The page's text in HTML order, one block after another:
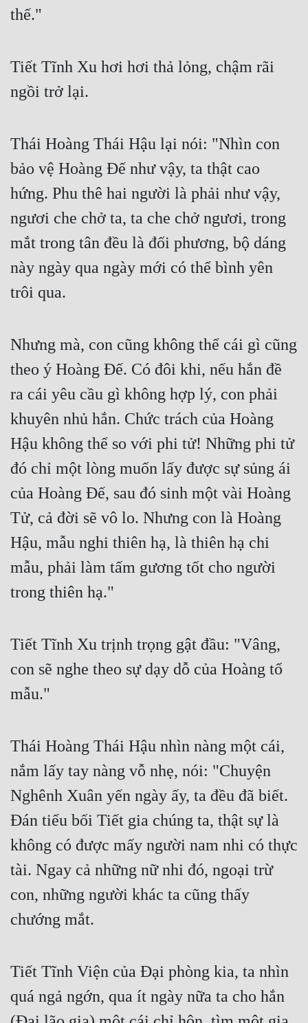
Phong Thủy - Tâm Linh
Phản Phái
Quan Trường
Sảng Văn
Sắc
Sủng
Thanh Xuân
Tiểu Thuyết
Triều Đấu
Trùng Sinh
Trọng Sinh
Tu Chân
Tu Tiên
Tội Phạm
Võng Du
Xuyên Không
Xuyên Sách
Xuyên Thư
Điền Văn
Đông Phương
Đông Phương Huyền Huyễn
Đồng Nhân
Cẩu Đạo Trường Sinh
Truyện Nam
Vô Địch Lưu
Xây Dựng Thế Lực
thế."
Tiết Tĩnh Xu hơi hơi thả lỏng, chậm rãi
ngồi trở lại.
Thái Hoàng Thái Hậu lại nói: "Nhìn con
bảo vệ Hoàng Đế như vậy, ta thật cao
hứng. Phu thê hai người là phải như vậy,
ngươi che chở ta, ta che chở ngươi, trong
mắt trong tân đều là đối phương, bộ dáng
này ngày qua ngày mới có thể bình yên
trôi qua.
Nhưng mà, con cũng không thể cái gì cũng
theo ý Hoàng Đế. Có đôi khi, nếu hắn đề
ra cái yêu cầu gì không hợp lý, con phải
khuyên nhủ hắn. Chức trách của Hoàng
Hậu không thể so với phi tử! Những phi tử
đó chỉ một lòng muốn lấy được sự sủng ái
của Hoàng Đế, sau đó sinh một vài Hoàng
Tử, cả đời sẽ vô lo. Nhưng con là Hoàng
Hậu, mẫu nghi thiên hạ, là thiên hạ chi
mẫu, phải làm tấm gương tốt cho người
trong thiên hạ."
Tiết Tĩnh Xu trịnh trọng gật đầu: "Vâng,
con sẽ nghe theo sự dạy dỗ của Hoàng tổ
mẫu."
Thái Hoàng Thái Hậu nhìn nàng một cái,
nắm lấy tay nàng vỗ nhẹ, nói: "Chuyện
Nghênh Xuân yến ngày ấy, ta đều đã biết.
Đán tiểu bối Tiết gia chúng ta, thật sự là
không có được mấy người nam nhi có thực
tài. Ngay cả những nữ nhi đó, ngoại trừ
con, những người khác ta cũng thấy
chướng mắt.
Tiết Tĩnh Viện của Đại phòng kia, ta nhìn
quá ngả ngớn, qua ít ngày nữa ta cho hắn